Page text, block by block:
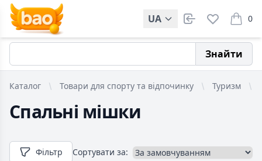
UA 0
items
Знайти
Каталог Товари для спорту та відпочинку Туризм
Спальні мішки
Фільтр Сортувати за: